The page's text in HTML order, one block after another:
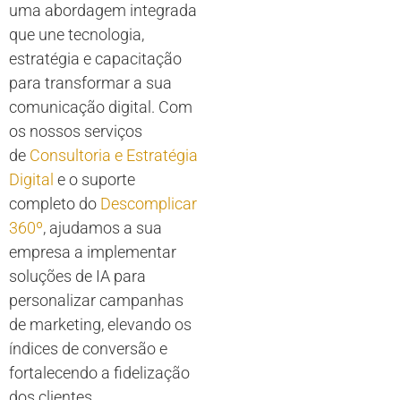
uma abordagem integrada
que une tecnologia,
estratégia e capacitação
para transformar a sua
comunicação digital. Com
os nossos serviços
de Consultoria e Estratégia
Digital e o suporte
completo do Descomplicar
360º, ajudamos a sua
empresa a implementar
soluções de IA para
personalizar campanhas
de marketing, elevando os
índices de conversão e
fortalecendo a fidelização